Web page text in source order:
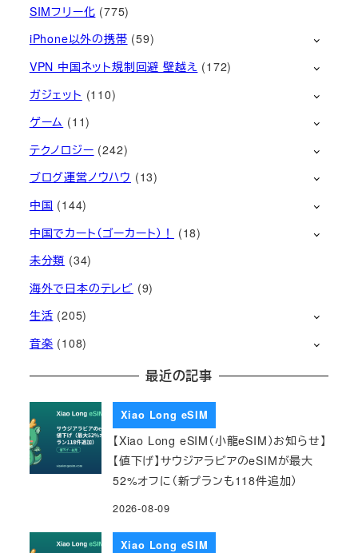
SIMフリー化 (775)
iPhone以外の携帯 (59)
VPN 中国ネット規制回避 壁越え (172)
ガジェット (110)
ゲーム (11)
テクノロジー (242)
ブログ運営ノウハウ (13)
中国 (144)
中国でカート（ゴーカート）！
(18)
未分類 (34)
海外で日本のテレビ (9)
生活 (205)
音楽 (108)
最近の記事
Xiao Long eSIM
【Xiao Long eSIM（小龍eSIM）お知らせ】
【値下げ】サウジアラビアのeSIMが最大
52%オフに（新プランも118件追加）
2026-08-09
Xiao Long eSIM